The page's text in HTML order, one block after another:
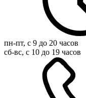
пн-пт, с 9 до 20 часов
сб-вс, с 10 до 19 часов